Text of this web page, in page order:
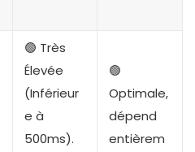
🟢 Très
Élevée
(Inférieur
e à
500ms).
🟢
Optimale,
dépend
entièrem